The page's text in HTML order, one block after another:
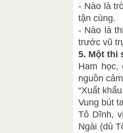
- Nào là
tận cùng.
- Nào là
trước vũ
5. Một thi
Ham
nguồn
“Xuất
Vung bút
Tô Dĩnh,
Ngài (dù